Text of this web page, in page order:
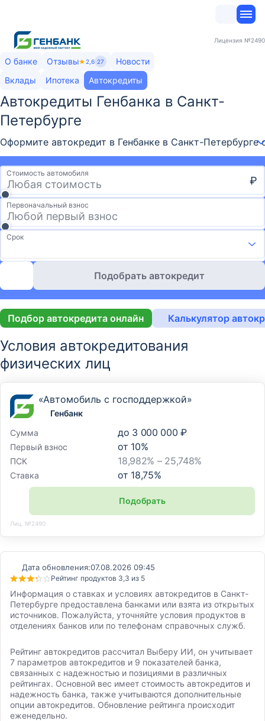
Лицензия №2490
О банке Отзывы 2,6 27
Новости
Вклады
Ипотека Автокредиты
Автокредиты Генбанка​ в Санкт-
Петербурге
Оформите автокредит в Генбанке в Санкт-
Стоимость автомобиля
₽
Первоначальный взнос
Срок
Подобрать автокредит
Подбор автокредита онлайн Калькулятор
Условия автокредитования
физических лиц
«Автомобиль с господдержкой»
Генбанк
Сумма
до 3 000 000 ₽
Первый взнос от 10%
ПСК 18,982% – 25,748%
Ставка от 18,75%
Подобрать
Лиц. №2490
Дата обновления:07.08.2026 09:45
Рейтинг продуктов 3,3 из 5
Информация о ставках и условиях автокредитов в Санкт-
Петербурге предоставлена банками или взята из открытых
источников. Пожалуйста, уточняйте условия продуктов в
отделениях банков или по телефонам справочных служб.
Рейтинг автокредитов рассчитал Выберу ИИ, он учитывает
7 параметров автокредитов и 9 показателей банка,
связанных с надежностью и позициями в различных
рейтингах. Основной вес имеет стоимость автокредитов и
надежность банка, также учитываются дополнительные
опции автокредитов. Обновление рейтинга происходит
еженедельно.